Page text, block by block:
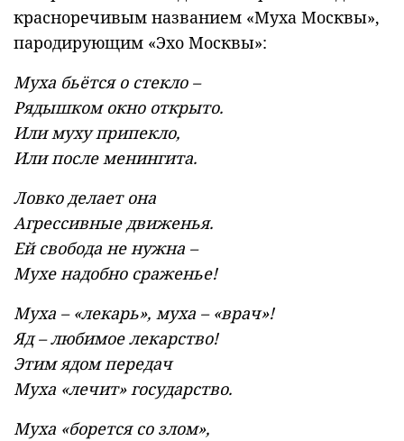
красноречивым названием «Муха Москвы»,
пародирующим «Эхо Москвы»:
Муха бьётся о стекло –
Рядышком окно открыто.
Или муху припекло,
Или после менингита.
Ловко делает она
Агрессивные движенья.
Ей свобода не нужна –
Мухе надобно сраженье!
Муха – «лекарь», муха – «врач»!
Яд – любимое лекарство!
Этим ядом передач
Муха «лечит» государство.
Муха «борется со злом»,